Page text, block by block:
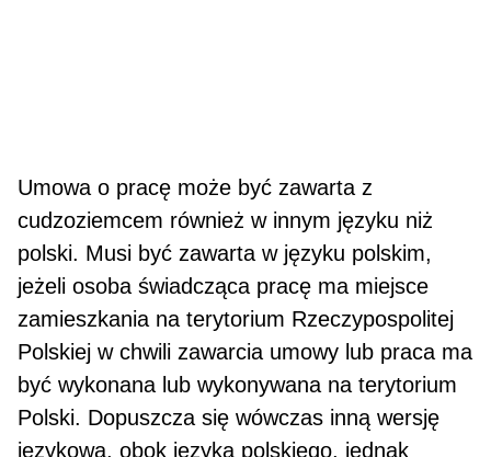
Umowa o pracę może być zawarta z
cudzoziem­cem również w innym języku niż
polski. Musi być zawarta w języku polskim,
jeżeli osoba świadczą­ca pracę ma miejsce
zamieszkania na terytorium Rzeczypospolitej
Polskiej w chwili zawarcia umowy lub praca ma
być wykonana lub wykonywana na terytorium
Polski. Dopuszcza się wówczas inną wersję
językową, obok języka polskiego, jednak